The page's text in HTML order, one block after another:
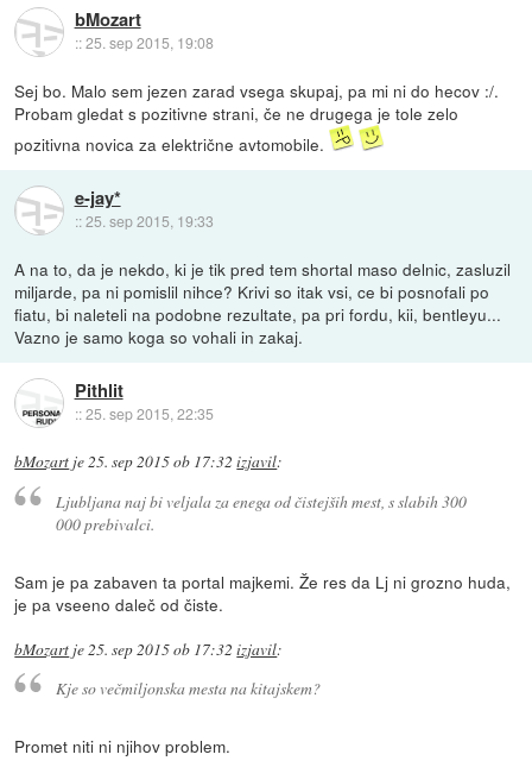
bMozart
::25. sep 2015, 19:08
Sej bo. Malo sem jezen zarad vsega skupaj, pa mi ni do hecov :/.
Probam gledat s pozitivne strani, če ne drugega je tole zelo
pozitivna novica za električne avtomobile.
e-jay*
::25. sep 2015, 19:33
A na to, da je nekdo, ki je tik pred tem shortal maso delnic, zasluzil
miljarde, pa ni pomislil nihce? Krivi so itak vsi, ce bi posnofali po
fiatu, bi naleteli na podobne rezultate, pa pri fordu, kii, bentleyu...
Vazno je samo koga so vohali in zakaj.
Pithlit
::25. sep 2015, 22:35
bMozart je25. sep 2015 ob 17:32 izjavil:
Ljubljana naj bi veljala za enega od čistejših mest, s slabih 300
000 prebivalci.
Sam je pa zabaven ta portal majkemi. Že res da Lj ni grozno huda,
je pa vseeno daleč od čiste.
bMozart je 25. sep 2015 ob 17:32 izjavil:
Kje so večmiljonska mesta na kitajskem?
Promet niti ni njihov problem.